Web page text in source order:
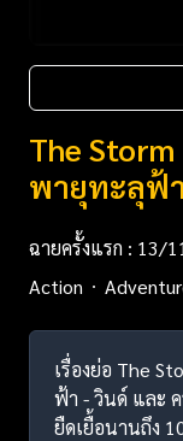
The
พายุทะลุฟ้า
ฉายครั้งแรก : 13/
Action
เรื่องย่อ The
ฟ้า - วินด์ และ
ยืดเยื้อนานถึง